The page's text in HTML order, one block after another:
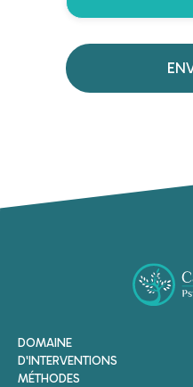
DOMAINE
D'INTERVENTIONS
MÉTHODES